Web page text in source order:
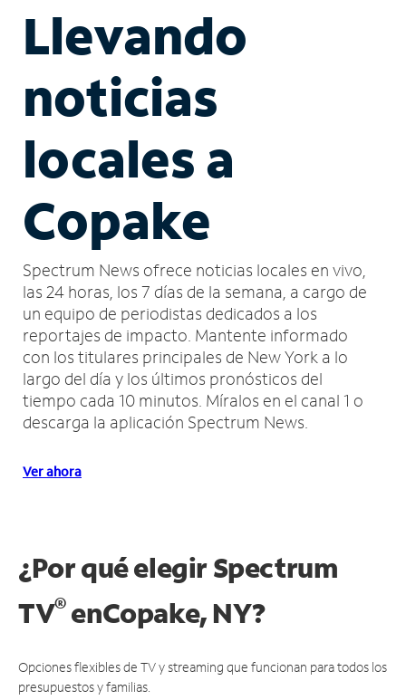
Llevando
noticias
locales a
Copake
Spectrum News ofrece noticias locales en vivo,
las 24 horas, los 7 días de la semana, a cargo de
un equipo de periodistas dedicados a los
reportajes de impacto. Mantente informado
con los titulares principales de New York a lo
largo del día y los últimos pronósticos del
tiempo cada 10 minutos. Míralos en el canal 1 o
descarga la aplicación Spectrum News.
Ver ahora
¿Por qué elegir Spectrum
TV®enCopake, NY?
Opciones flexibles de TV y streaming que funcionan para todos los
presupuestos y familias.